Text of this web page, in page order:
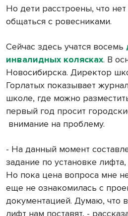
Но дети расстроены, что
общаться с ровесниками.
Сейчас здесь учатся восемь
инвалидных колясках. В
Новосибирска. Директор
Горлатых показывает
школе, где можно
первый год просит
внимание на проблему.
- На данный момент
задание по установке
Но пока цена вопроса мне
еще не ознакомилась с
документацией. Думаю, что
лифт нам поставят, -